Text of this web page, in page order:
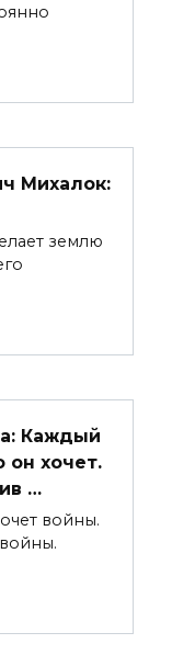
Михалок:
землю
Каждый
он хочет.
…
войны.